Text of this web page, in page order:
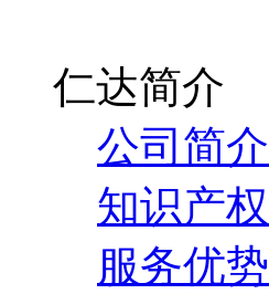
仁达简介
公司简介
知识产权
服务优势